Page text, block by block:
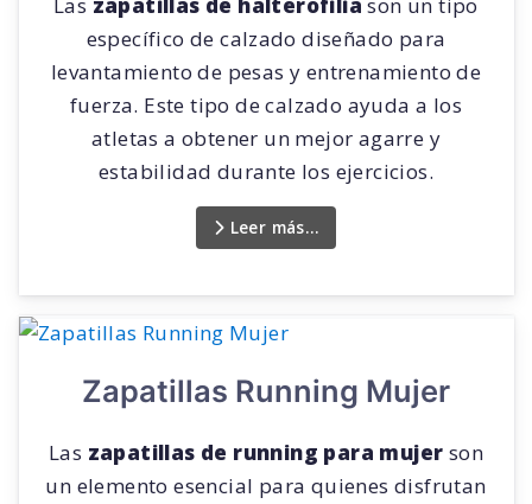
específico de calzado diseñado para
levantamiento de pesas y entrenamiento de
fuerza. Este tipo de calzado ayuda a los
atletas a obtener un mejor agarre y
estabilidad durante los ejercicios.
Leer más…
Zapatillas Running Mujer
Las zapatillas de running para mujer son
un elemento esencial para quienes disfrutan